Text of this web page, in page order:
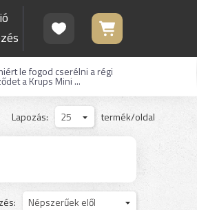
le fogod cserélni a régi
a Krups Mini ...
termék/oldal
25
Lapozás:
Népszerűek elől